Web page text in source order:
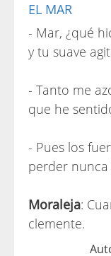
EL MAR
- Mar, ¿qué
y tu suave
- Tanto me
que he
- Pues los
perder nunca
Moraleja:
clemente.